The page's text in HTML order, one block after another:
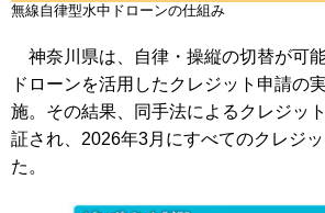
無線自律型水中ドローンの仕組み
神奈川県は、自律・操縦の切替が可
ドローンを活用したクレジット申請の
施。その結果、同手法によるクレジッ
証され、2026年3月にすべてのクレジ
た。